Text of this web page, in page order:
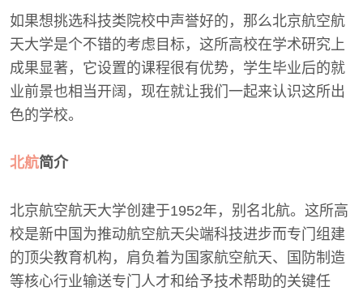
如果想挑选科技类院校中声誉好的，那么北京航空航
天大学是个不错的考虑目标，这所高校在学术研究上
成果显著，它设置的课程很有优势，学生毕业后的就
业前景也相当开阔，现在就让我们一起来认识这所出
色的学校。
北航简介
北京航空航天大学创建于1952年，别名北航。这所高
校是新中国为推动航空航天尖端科技进步而专门组建
的顶尖教育机构，肩负着为国家航空航天、国防制造
等核心行业输送专门人才和给予技术帮助的关键任